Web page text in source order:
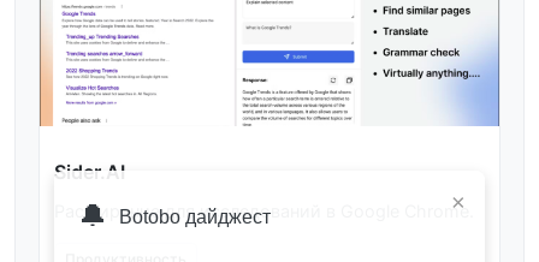
Sider.AI
Расширение для исследований в Google Chrome.
×
🔔 Botobo дайджест